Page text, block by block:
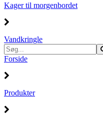
Kager til morgenbordet
Vandkringle
Forside
Produkter